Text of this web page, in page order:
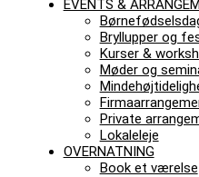
EVENTS &
Bryllupper og
Kurser &
Møder og
Private
Lokaleleje
OVERNATNING
Book et værelse